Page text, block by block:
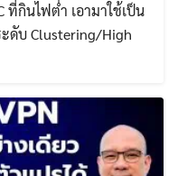
ที่กินไฟต่ำ เอามาใช้เป็น
ดับ Clustering/High